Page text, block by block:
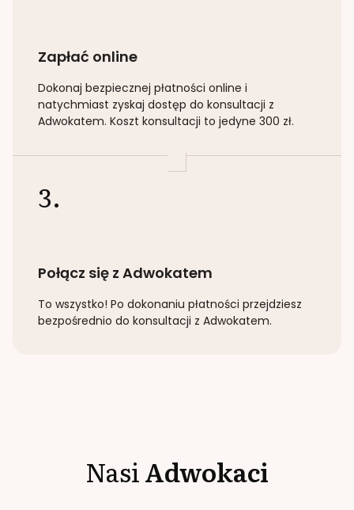
Zapłać online
Dokonaj bezpiecznej płatności online i
natychmiast zyskaj dostęp do konsultacji z
Adwokatem. Koszt konsultacji to jedyne 300 zł.
3.
Połącz się z Adwokatem
To wszystko! Po dokonaniu płatności przejdziesz
bezpośrednio do konsultacji z Adwokatem.
NasiAdwokaci